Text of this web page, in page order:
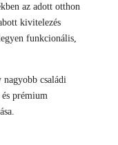
az adott otthon
kivitelezés
funkcionális,
családi
prémium